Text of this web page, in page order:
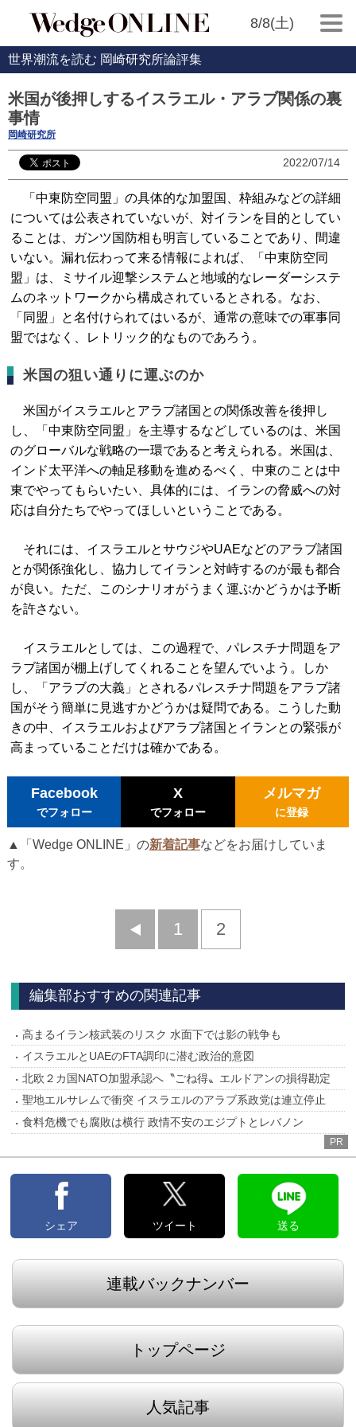
8/8(土)
世界潮流を読む 岡崎研究所論評集
米国が後押しするイスラエル・アラブ関係の裏
事情
岡崎研究所
2022/07/14
「中東防空同盟」の具体的な加盟国、枠組みなどの詳細
については公表されていないが、対イランを目的としてい
ることは、ガンツ国防相も明言していることであり、間違
いない。漏れ伝わって来る情報によれば、「中東防空同
盟」は、ミサイル迎撃システムと地域的なレーダーシステ
ムのネットワークから構成されているとされる。なお、
「同盟」と名付けられてはいるが、通常の意味での軍事同
盟ではなく、レトリック的なものであろう。
米国の狙い通りに運ぶのか
米国がイスラエルとアラブ諸国との関係改善を後押し
し、「中東防空同盟」を主導するなどしているのは、米国
のグローバルな戦略の一環であると考えられる。米国は、
インド太平洋への軸足移動を進めるべく、中東のことは中
東でやってもらいたい、具体的には、イランの脅威への対
応は自分たちでやってほしいということである。
それには、イスラエルとサウジやUAEなどのアラブ諸国
とが関係強化し、協力してイランと対峙するのが最も都合
が良い。ただ、このシナリオがうまく運ぶかどうかは予断
を許さない。
イスラエルとしては、この過程で、パレスチナ問題をア
ラブ諸国が棚上げしてくれることを望んでいよう。しか
し、「アラブの大義」とされるパレスチナ問題をアラブ諸
国がそう簡単に見逃すかどうかは疑問である。こうした動
きの中、イスラエルおよびアラブ諸国とイランとの緊張が
高まっていることだけは確かである。
Facebook
でフォロー
X
でフォロー
メルマガ
に登録
▲「Wedge ONLINE」の新着記事などをお届けしていま
す。
前
1 2
編集部おすすめの関連記事
高まるイラン核武装のリスク 水面下では影の戦争も
イスラエルとUAEのFTA調印に潜む政治的意図
北欧２カ国NATO加盟承認へ〝ごね得〟エルドアンの損得勘定
聖地エルサレムで衝突 イスラエルのアラブ系政党は連立停止
食料危機でも腐敗は横行 政情不安のエジプトとレバノン
PR
シェア ツイート 送る
連載バックナンバー
トップページ
人気記事